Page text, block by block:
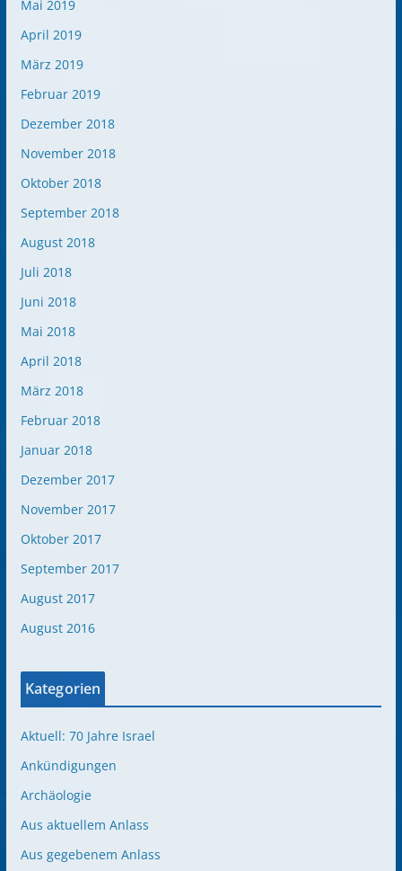
Mai 2019
April 2019
März 2019
Februar 2019
Dezember 2018
November 2018
Oktober 2018
September 2018
August 2018
Juli 2018
Juni 2018
Mai 2018
April 2018
März 2018
Februar 2018
Januar 2018
Dezember 2017
November 2017
Oktober 2017
September 2017
August 2017
August 2016
Kategorien
Aktuell: 70 Jahre Israel
Ankündigungen
Archäologie
Aus aktuellem Anlass
Aus gegebenem Anlass